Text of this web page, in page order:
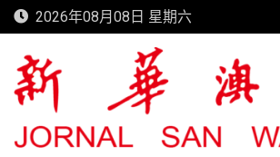
Skip
to
content
2026年08月08日 星期六